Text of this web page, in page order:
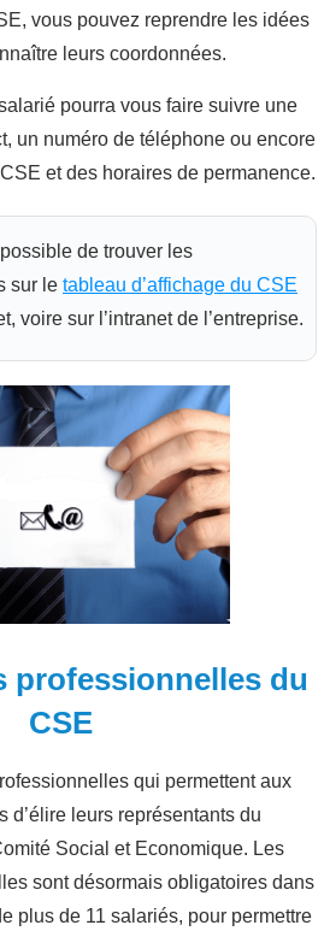
vous pouvez reprendre les idées
leurs coordonnées.
pourra vous faire suivre une
un numéro de téléphone ou encore
et des horaires de permanence.
possible de trouver les
sur le tableau d’affichage du CSE
voire sur l’intranet de l’entreprise.
professionnelles du
CSE
qui permettent aux
d’élire leurs représentants du
Social et Economique. Les
sont désormais obligatoires dans
plus de 11 salariés, pour permettre